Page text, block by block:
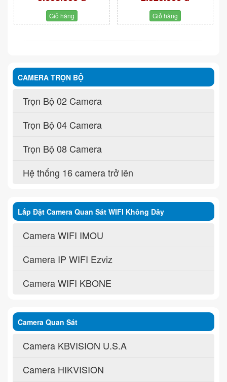
Giỏ hàng Giỏ hàng
CAMERA TRỌN BỘ
Trọn Bộ 02 Camera
Trọn Bộ 04 Camera
Trọn Bộ 08 Camera
Hệ thống 16 camera trở lên
Lắp Đặt Camera Quan Sát WIFI Không Dây
Camera WIFI IMOU
Camera IP WIFI Ezviz
Camera WIFI KBONE
Camera Quan Sát
Camera KBVISION U.S.A
Camera HIKVISION